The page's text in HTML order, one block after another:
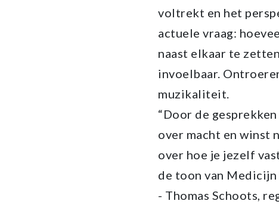
voltrekt en het
actuele vraag:
naast elkaar te
invoelbaar.
muzikaliteit.
“Door de
over macht en winst
over hoe je jezelf
de toon van Medicijn
- Thomas Schoots,